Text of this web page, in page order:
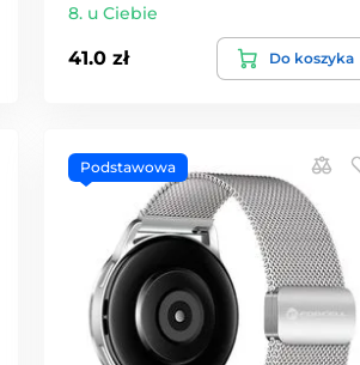
8. u Ciebie
41.0 zł Do koszyka
Podstawowa